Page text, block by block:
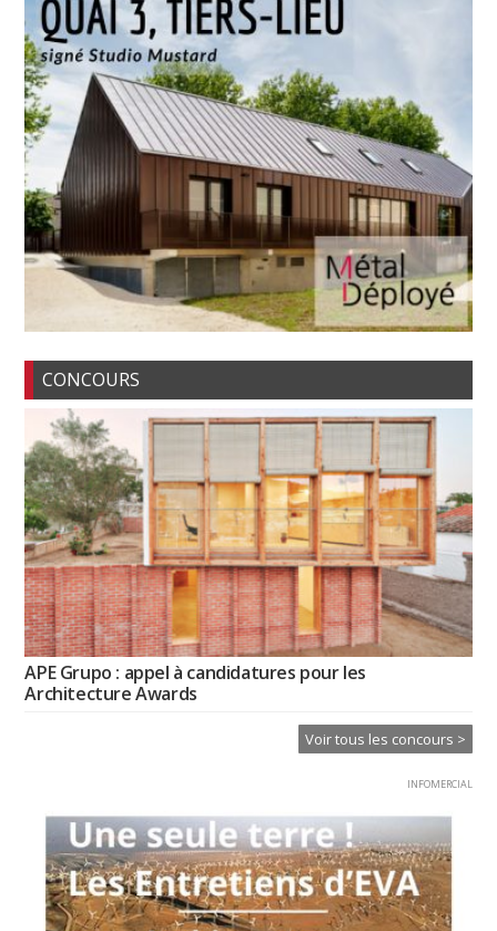
CONCOURS
APE Grupo : appel à candidatures pour les
Architecture Awards
Voir tous les concours >
INFOMERCIAL